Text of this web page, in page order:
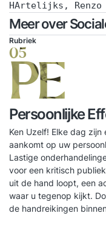
HArtelijks, Renzo
Meer over
Rubriek
05
PE
Persoonlijke
Ken Uzelf! Elke dag
aankomt op uw
Lastige
voor een kritisch
uit de hand loopt, een
waar u tegenop kijkt.
de handreikingen